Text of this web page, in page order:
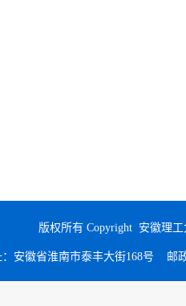
版权所有 Copyright 安徽理
：安徽省淮南市泰丰大街168号 邮